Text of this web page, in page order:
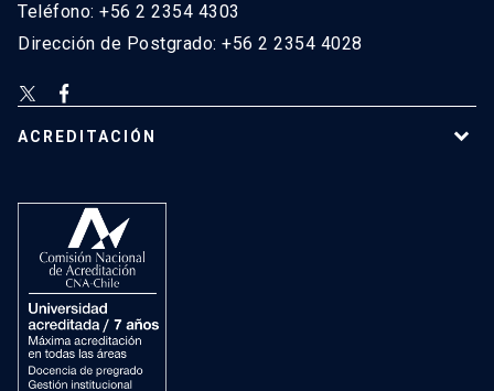
Teléfono: +56 2 2354 4303
Dirección de Postgrado: +56 2 2354 4028
ACREDITACIÓN